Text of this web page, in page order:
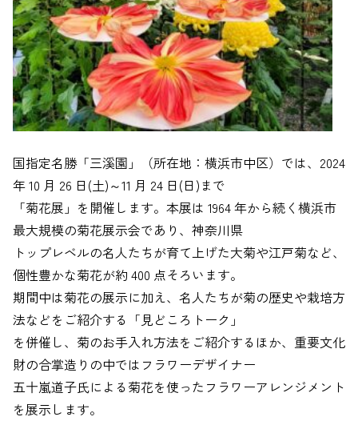
国指定名勝「三溪園」（所在地：横浜市中区）では、2024
年 10 月 26 日(土)～11 月 24 日(日)まで
「菊花展」を開催します。本展は 1964 年から続く横浜市
最大規模の菊花展示会であり、神奈川県
トップレベルの名人たちが育て上げた大菊や江戸菊など、
個性豊かな菊花が約 400 点そろいます。
期間中は菊花の展示に加え、名人たちが菊の歴史や栽培方
法などをご紹介する「見どころトーク」
を併催し、菊のお手入れ方法をご紹介するほか、重要文化
財の合掌造りの中ではフラワーデザイナー
五十嵐道子氏による菊花を使ったフラワーアレンジメント
を展示します。